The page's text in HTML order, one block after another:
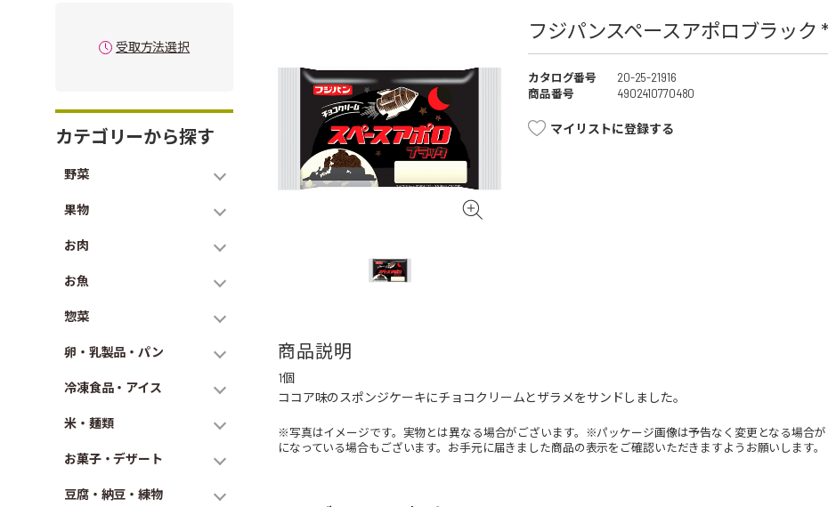
受取方法選択
カテゴリーから探す
野菜
果物
お肉
お魚
惣菜
卵・乳製品・パン
冷凍食品・アイス
米・麺類
お菓子・デザート
豆腐・納豆・練物
フジパンスペースアポロブラック *
カタログ番号
20-25-21916
商品番号
4902410770480
マイリストに登録する
商品説明
1個
ココア味のスポンジケーキにチョコクリームとザラメをサンドしました。
※写真はイメージです。実物とは異なる場合がございます。※パッケージ画像は予告なく変更となる場合
になっている場合もございます。お手元に届きました商品の表示をご確認いただきますようお願いします。